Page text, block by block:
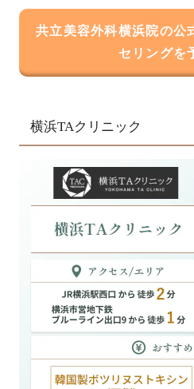
共立美容外科横浜院の公
セリングを
横浜TAクリニック